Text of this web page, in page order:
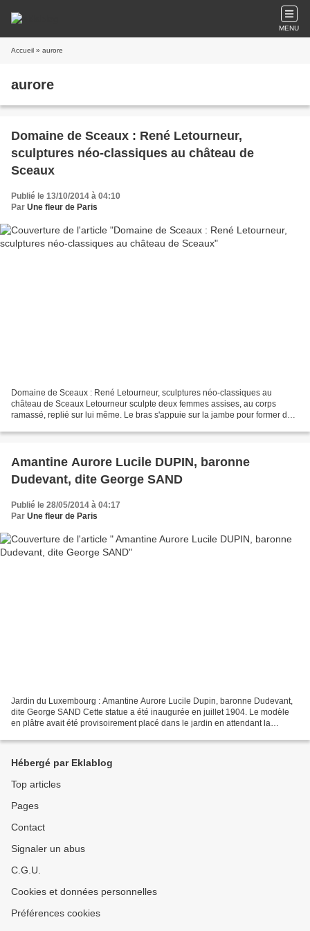
MENU
Accueil » aurore
aurore
Domaine de Sceaux : René Letourneur,
sculptures néo-classiques au château de
Sceaux
Publié le 13/10/2014 à 04:10
Par Une fleur de Paris
Domaine de Sceaux : René Letourneur, sculptures néo-classiques au
château de Sceaux Letourneur sculpte deux femmes assises, au corps
ramassé, replié sur lui même. Le bras s'appuie sur la jambe pour former des
Amantine Aurore Lucile DUPIN, baronne
Dudevant, dite George SAND
Publié le 28/05/2014 à 04:17
Par Une fleur de Paris
Jardin du Luxembourg : Amantine Aurore Lucile Dupin, baronne Dudevant,
dite George SAND Cette statue a été inaugurée en juillet 1904. Le modèle
en plâtre avait été provisoirement placé dans le jardin en attendant la
Hébergé par Eklablog
Top articles
Pages
Contact
Signaler un abus
C.G.U.
Cookies et données personnelles
Préférences cookies